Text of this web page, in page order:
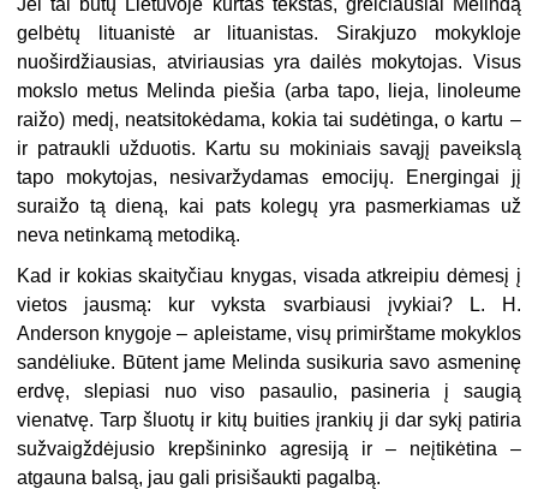
gelbėtų lituanistė ar lituanistas. Sirakjuzo mokykloje
nuoširdžiausias, atviriausias yra dailės mokytojas. Visus
mokslo metus Melinda piešia (arba tapo, lieja, linoleume
raižo) medį, neatsitokėdama, kokia tai sudėtinga, o kartu –
ir patraukli užduotis. Kartu su mokiniais savąjį paveikslą
tapo mokytojas, nesivaržydamas emocijų. Energingai jį
suraižo tą dieną, kai pats kolegų yra pasmerkiamas už
neva netinkamą metodiką.
Kad ir kokias skaityčiau knygas, visada atkreipiu dėmesį į
vietos jausmą: kur vyksta svarbiausi įvykiai? L. H.
Anderson knygoje – apleistame, visų primirštame mokyklos
sandėliuke. Būtent jame Melinda susikuria savo asmeninę
erdvę, slepiasi nuo viso pasaulio, pasineria į saugią
vienatvę. Tarp šluotų ir kitų buities įrankių ji dar sykį patiria
sužvaigždėjusio krepšininko agresiją ir – neįtikėtina –
atgauna balsą, jau gali prisišaukti pagalbą.